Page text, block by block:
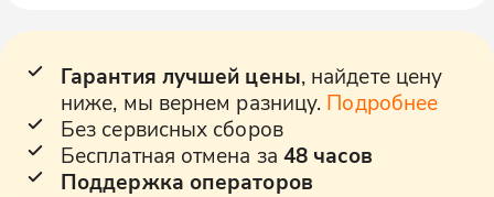
Гарантия лучшей цены, найдете цену
ниже, мы вернем разницу. Подробнее
Без сервисных сборов
Бесплатная отмена за 48 часов
Поддержка операторов